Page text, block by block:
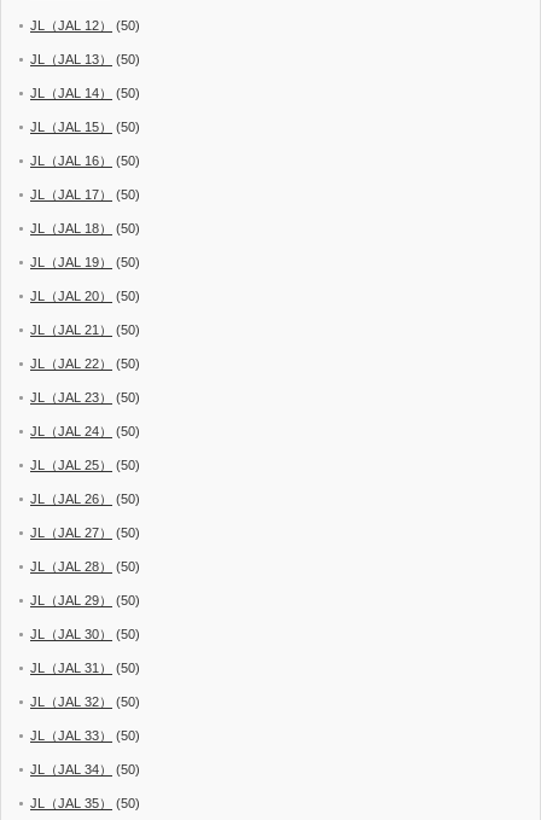
JL（JAL 12） (50)
JL（JAL 13） (50)
JL（JAL 14） (50)
JL（JAL 15） (50)
JL（JAL 16） (50)
JL（JAL 17） (50)
JL（JAL 18） (50)
JL（JAL 19） (50)
JL（JAL 20） (50)
JL（JAL 21） (50)
JL（JAL 22） (50)
JL（JAL 23） (50)
JL（JAL 24） (50)
JL（JAL 25） (50)
JL（JAL 26） (50)
JL（JAL 27） (50)
JL（JAL 28） (50)
JL（JAL 29） (50)
JL（JAL 30） (50)
JL（JAL 31） (50)
JL（JAL 32） (50)
JL（JAL 33） (50)
JL（JAL 34） (50)
JL（JAL 35） (50)